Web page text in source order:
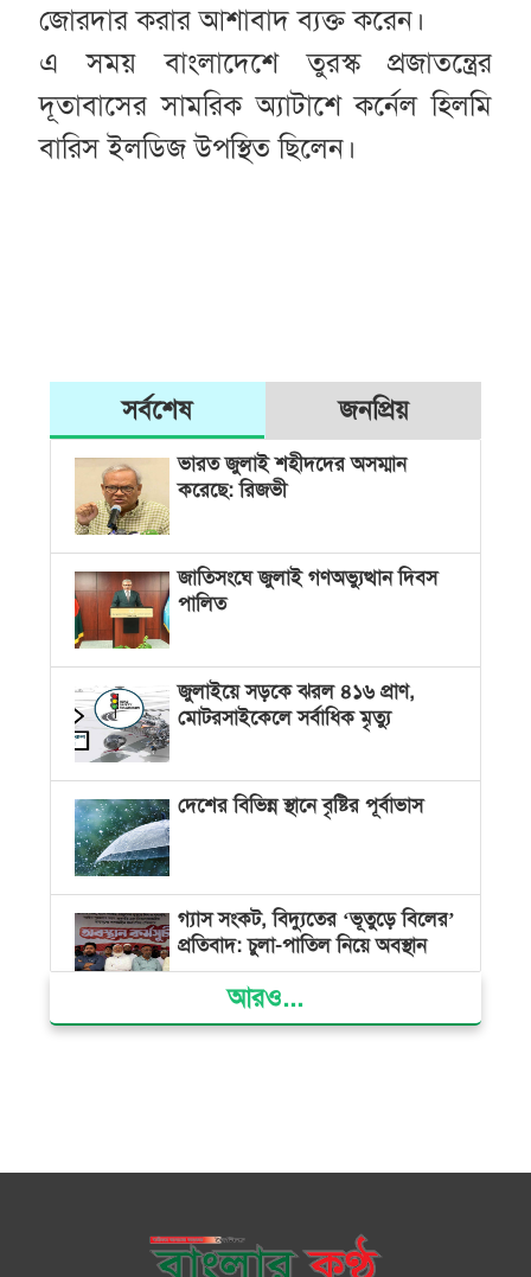
জোরদার করার আশাবাদ ব্যক্ত করেন।
এ সময় বাংলাদেশে তুরস্ক প্রজাতন্ত্রের
দূতাবাসের সামরিক অ্যাটাশে কর্নেল হিলমি
বারিস ইলডিজ উপস্থিত ছিলেন।
সর্বশেষ জনপ্রিয়
ভারত জুলাই শহীদদের অসম্মান
করেছে: রিজভী
জাতিসংঘে জুলাই গণঅভ্যুত্থান দিবস
পালিত
জুলাইয়ে সড়কে ঝরল ৪১৬ প্রাণ,
মোটরসাইকেলে সর্বাধিক মৃত্যু
দেশের বিভিন্ন স্থানে বৃষ্টির পূর্বাভাস
গ্যাস সংকট, বিদ্যুতের ‘ভূতুড়ে বিলের’
প্রতিবাদ: চুলা-পাতিল নিয়ে অবস্থান
ক্ষমতার কেন্দ্র গণভবন থেকে রক্তাক্ত
৩০০ রোগীকে বিনামূল্যে চিকিৎসাসেবা
ভোলায় ১১ দলীয় জোটের বিক্ষোভ
আরও...